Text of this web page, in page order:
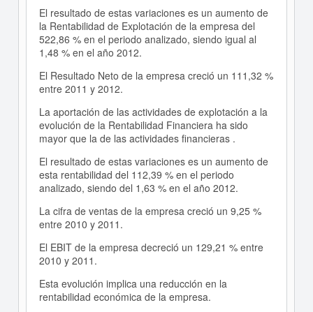
El resultado de estas variaciones es un aumento de
la Rentabilidad de Explotación de la empresa del
522,86 % en el periodo analizado, siendo igual al
1,48 % en el año 2012.
El Resultado Neto de la empresa creció un 111,32 %
entre 2011 y 2012.
La aportación de las actividades de explotación a la
evolución de la Rentabilidad Financiera ha sido
mayor que la de las actividades financieras .
El resultado de estas variaciones es un aumento de
esta rentabilidad del 112,39 % en el periodo
analizado, siendo del 1,63 % en el año 2012.
La cifra de ventas de la empresa creció un 9,25 %
entre 2010 y 2011.
El EBIT de la empresa decreció un 129,21 % entre
2010 y 2011.
Esta evolución implica una reducción en la
rentabilidad económica de la empresa.